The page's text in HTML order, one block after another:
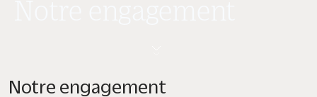
Notre engagement